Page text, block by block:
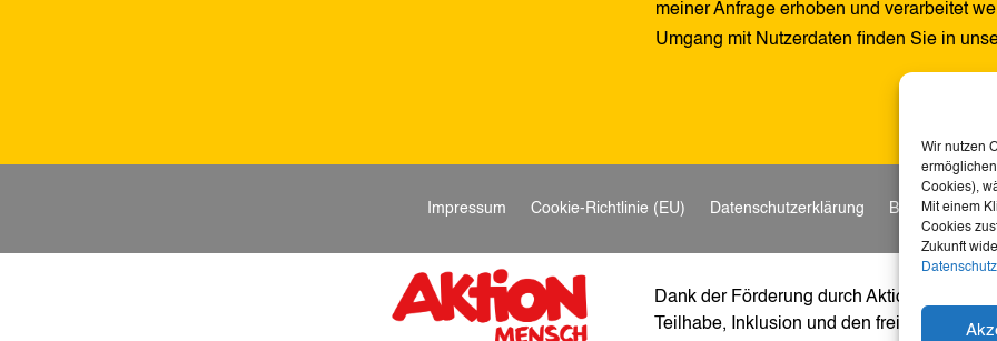
Wir nutzen
Cookies),
Mit einem
Cookies
Zukunft
meiner Anfrage erhoben und verarbeitet
Umgang mit Nutzerdaten finden Sie in
Impressum Cookie-Richtlinie (EU) Datenschutzerklärung
Dank der Förderung durch Aktion Mensch
Teilhabe, Inklusion und den freien